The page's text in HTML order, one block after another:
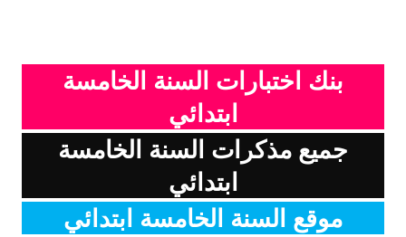
بنك اختبارات السنة الخامسة
ابتدائي
جميع مذكرات السنة الخامسة
ابتدائي
موقع السنة الخامسة ابتدائي